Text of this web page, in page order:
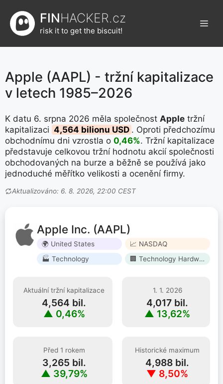
obsah
FINHACKER.cz
risk it to get the biscuit!
Apple (AAPL) - tržní kapitalizace
v letech 1985–2026
K datu 6. srpna 2026 měla společnost Apple tržní
kapitalizaci 4,564 bilionu USD . Oproti předchozímu
obchodnímu dni vzrostla o 0,46%. Tržní kapitalizace
představuje celkovou tržní hodnotu akcií společnosti
obchodovaných na burze a běžně se používá jako
jednoduché měřítko velikosti a ocenění firmy.
Aktualizováno: 6. 8. 2026, 22:00 CEST
Apple Inc. (AAPL)
🌍 United States
📈 NASDAQ
🏭 Technology
🏢 Technology Hardware, Storage & Peripherals
Aktuální tržní kapitalizace
4,564 bil.
▲ 0,46%
1. 1. 2026
4,017 bil.
▲ 13,62%
Před 1 rokem
3,265 bil.
▲ 39,79%
Historické maximum
4,988 bil.
▼ 8,50%